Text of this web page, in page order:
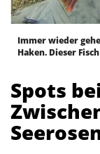
Immer wieder
Haken. Dieser
Spots